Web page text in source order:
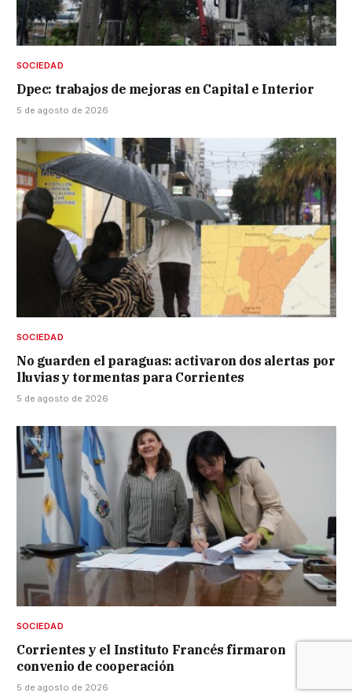
SOCIEDAD
Dpec: trabajos de mejoras en Capital e Interior
5 de agosto de 2026
SOCIEDAD
No guarden el paraguas: activaron dos alertas por
lluvias y tormentas para Corrientes
5 de agosto de 2026
SOCIEDAD
Corrientes y el Instituto Francés firmaron
convenio de cooperación
5 de agosto de 2026